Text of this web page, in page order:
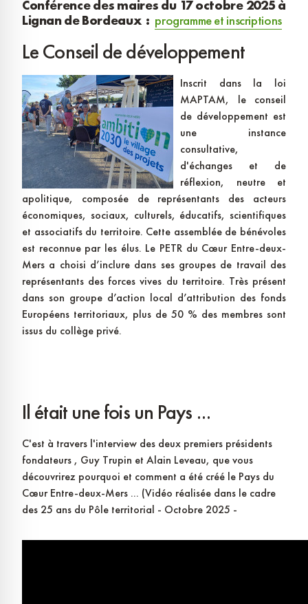
Conférence des maires du 17 octobre 2025 à
Lignan de Bordeaux : programme et inscriptions
Le Conseil de développement
Inscrit dans la loi
MAPTAM, le conseil
de développement est
une instance
consultative,
d'échanges et de
réflexion, neutre et
apolitique, composée de représentants des acteurs
économiques, sociaux, culturels, éducatifs, scientifiques
et associatifs du territoire. Cette assemblée de bénévoles
est reconnue par les élus. Le PETR du Cœur Entre-deux-
Mers a choisi d’inclure dans ses groupes de travail des
représentants des forces vives du territoire. Très présent
dans son groupe d’action local d’attribution des fonds
Européens territoriaux, plus de 50 % des membres sont
issus du collège privé.
Il était une fois un Pays ...
C'est à travers l'interview des deux premiers présidents
fondateurs , Guy Trupin et Alain Leveau, que vous
découvrirez pourquoi et comment a été créé le Pays du
Cœur Entre-deux-Mers ... (Vidéo réalisée dans le cadre
des 25 ans du Pôle territorial - Octobre 2025 -